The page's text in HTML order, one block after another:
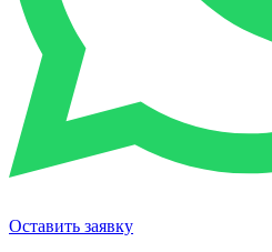
Оставить заявку